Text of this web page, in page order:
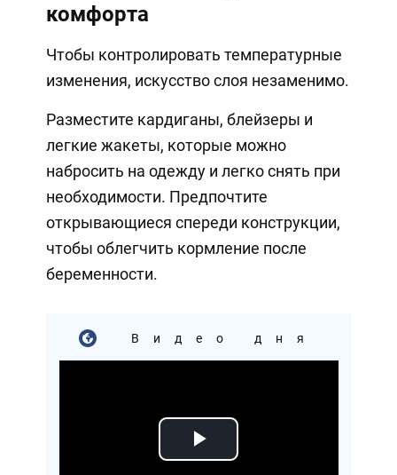
комфорта
Чтобы контролировать температурные
изменения, искусство слоя незаменимо.
Разместите кардиганы, блейзеры и
легкие жакеты, которые можно
набросить на одежду и легко снять при
необходимости. Предпочтите
открывающиеся спереди конструкции,
чтобы облегчить кормление после
беременности.
Видео дня
Play